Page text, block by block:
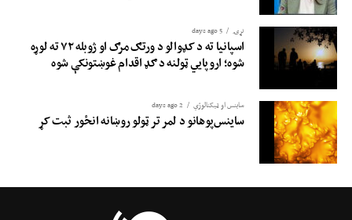
نړۍ 5 days ago
اسپانیا ته د کډوالو د ورتګ مرګ او ژوبله ۷۲ ته لوړه
شوه؛ اروپايي ټولنه د ګډ اقدام غوښتونکې شوه
ساینس او ​​ټیکنالوژي 2 days ago
ساینس‌پوهانو د لمر تر ټولو روښانه انځور ثبت کړ